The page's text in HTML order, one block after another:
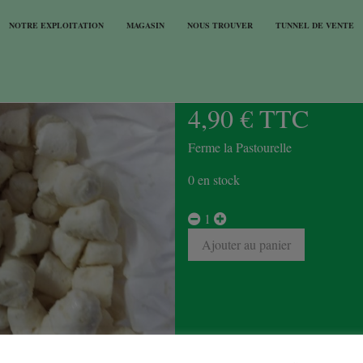
NOTRE EXPLOITATION MAGASIN NOUS TROUVER TUNNEL DE VENTE
4,90 € TTC
Ferme la Pastourelle
0 en stock
1
Ajouter au panier